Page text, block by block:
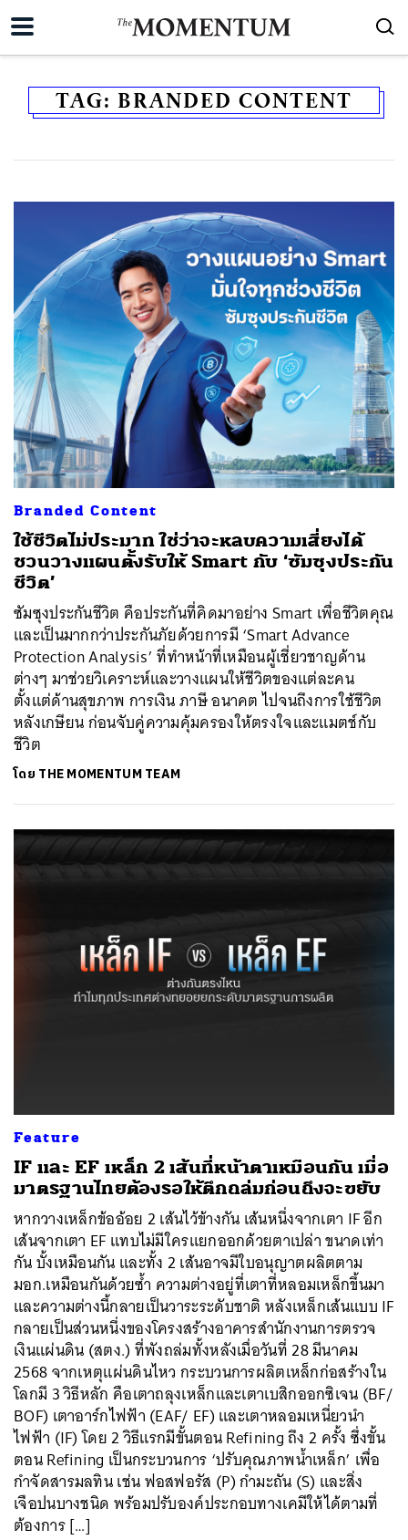
TAG: BRANDED CONTENT
Branded Content
ใช้ชีวิตไม่ประมาท ใช่ว่าจะหลบความเสี่ยงได้
ชวนวางแผนตั้งรับให้ Smart กับ ‘ซัมซุงประกัน
ชีวิต’
ซัมซุงประกันชีวิต คือประกันที่คิดมาอย่าง Smart เพื่อชีวิตคุณ
และเป็นมากกว่าประกันภัยด้วยการมี ‘Smart Advance
Protection Analysis’ ที่ทำหน้าที่เหมือนผู้เชี่ยวชาญด้าน
ต่างๆ มาช่วยวิเคราะห์และวางแผนให้ชีวิตของแต่ละคน
ตั้งแต่ด้านสุขภาพ การเงิน ภาษี อนาคต ไปจนถึงการใช้ชีวิต
หลังเกษียน ก่อนจับคู่ความคุ้มครองให้ตรงใจและแมตช์กับ
ชีวิต
โดย THE MOMENTUM TEAM
Feature
IF และ EF เหล็ก 2 เส้นที่หน้าตาเหมือนกัน เมื่อ
มาตรฐานไทยต้องรอให้ตึกถล่มก่อนถึงจะขยับ
หากวางเหล็กข้ออ้อย 2 เส้นไว้ข้างกัน เส้นหนึ่งจากเตา IF อีก
เส้นจากเตา EF แทบไม่มีใครแยกออกด้วยตาเปล่า ขนาดเท่า
กัน บั้งเหมือนกัน และทั้ง 2 เส้นอาจมีใบอนุญาตผลิตตาม
มอก.เหมือนกันด้วยซ้ำ ความต่างอยู่ที่เตาที่หลอมเหล็กขึ้นมา
และความต่างนี้กลายเป็นวาระระดับชาติ หลังเหล็กเส้นแบบ IF
กลายเป็นส่วนหนึ่งของโครงสร้างอาคารสำนักงานการตรวจ
เงินแผ่นดิน (สตง.) ที่พังถล่มทั้งหลังเมื่อวันที่ 28 มีนาคม
2568 จากเหตุแผ่นดินไหว กระบวนการผลิตเหล็กก่อสร้างใน
โลกมี 3 วิธีหลัก คือเตาถลุงเหล็กและเตาเบสิกออกซิเจน (BF/
BOF) เตาอาร์กไฟฟ้า (EAF/ EF) และเตาหลอมเหนี่ยวนำ
ไฟฟ้า (IF) โดย 2 วิธีแรกมีขั้นตอน Refining ถึง 2 ครั้ง ซึ่งขั้น
ตอน Refining เป็นกระบวนการ ‘ปรับคุณภาพน้ำเหล็ก’ เพื่อ
กำจัดสารมลทิน เช่น ฟอสฟอรัส (P) กำมะถัน (S) และสิ่ง
เจือปนบางชนิด พร้อมปรับองค์ประกอบทางเคมีให้ได้ตามที่
ต้องการ […]